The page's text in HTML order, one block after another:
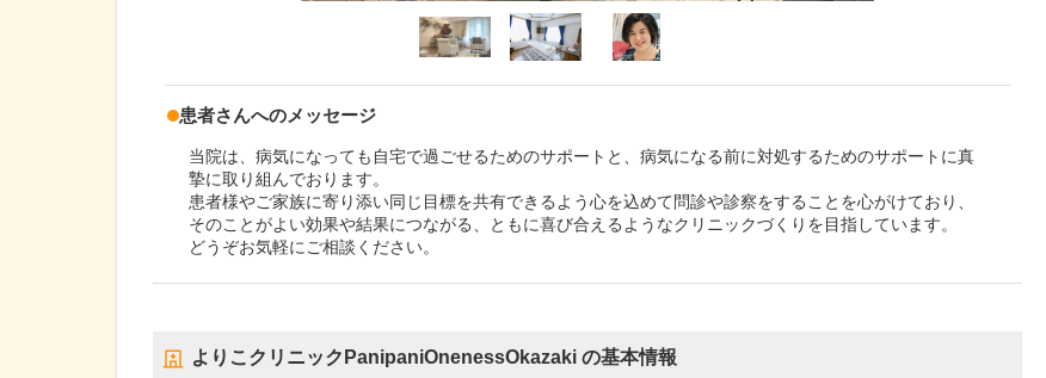
患者さんへのメッセージ
当院は、病気になっても自宅で過ごせるためのサポートと、病気になる前に対処するためのサポートに真
摯に取り組んでおります。
患者様やご家族に寄り添い同じ目標を共有できるよう心を込めて問診や診察をすることを心がけており、
そのことがよい効果や結果につながる、ともに喜び合えるようなクリニックづくりを目指しています。
どうぞお気軽にご相談ください。
よりこクリニックPanipaniOnenessOkazaki の基本情報